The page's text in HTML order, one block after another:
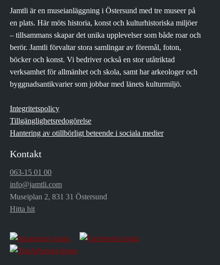
Jamtli är en museianläggning i Östersund med tre museer på
en plats. Här möts historia, konst och kulturhistoriska miljöer
– tillsammans skapar det unika upplevelser som både roar och
berör. Jamtli förvaltar stora samlingar av föremål, foton,
böcker och konst. Vi bedriver också en stor utåtriktad
verksamhet för allmänhet och skola, samt har arkeologer och
byggnadsantikvarier som jobbar med länets kulturmiljö.
Integritetspolicy
Tillgänglighetsredogörelse
Hantering av otillbörligt beteende i sociala medier
Kontakt
063-15 01 00
info@jamtli.com
Museiplan 2, 831 31 Östersund
Hitta hit